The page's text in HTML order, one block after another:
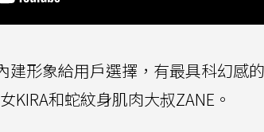
建形象給用戶選擇，有最具科幻感
KIRA和蛇紋身肌肉大叔ZANE。